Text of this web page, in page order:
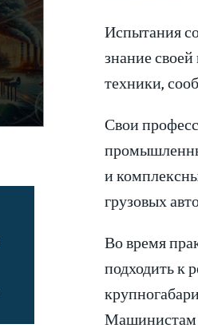
Испытания
знание
техники,
Свои
и
грузовых
Во время
подходить к
Машинистам